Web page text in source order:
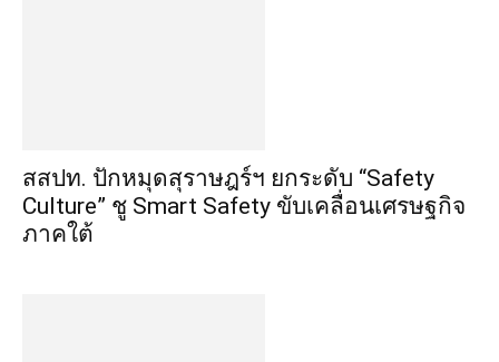
สสปท. ปักหมุดสุราษฎร์ฯ ยกระดับ “Safety
Culture” ชู Smart Safety ขับเคลื่อนเศรษฐกิจ
ภาคใต้